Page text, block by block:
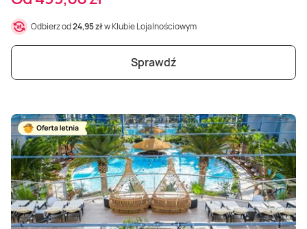
Odbierz od24,95 złw Klubie Lojalnościowym
Sprawdź